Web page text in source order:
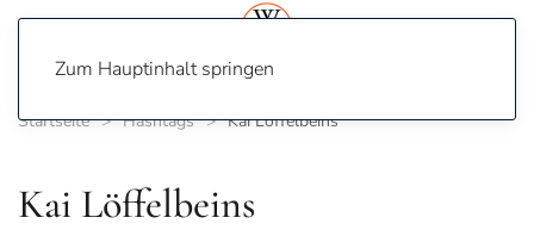
Zum Hauptinhalt springen
Startseite Hashtags Kai Löffelbeins
Kai Löffelbeins